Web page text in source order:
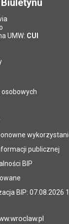
UMW: CUI
osobowych
publicznej
BIP
BIP: 07.08.2026